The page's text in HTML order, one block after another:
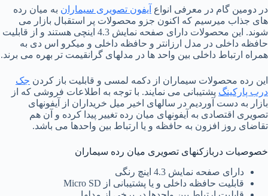
در دومین گام در معرفی انواع آیفون تصویری سیماران به میان رده
های جذاب میرسیم که اکنون جزو محصولات پر استقبال بازار می
شوند. این محصولات دارای صفحه نمایش 4.3 اینچی هستند و از قابلیت
حافظه داخلی در مدل ارزانتر و حافظه داخلی و میکرو اس دی به
همراه ارتباط داخلی بین واحد ها در مدلهای گرانقیمت تر بهره می برند.
این رده محصولات سیماران از دکمه لمسی و قابلیت باز کردن جک
درب پارکینگ پشتیبانی می نمایند. با توجه به اطلاعات فروشی که از
بازار به دست آوردیم در سالهای اخیر میل خریداران از آیفونهای
تصویری اقتصادی به آیفونهای میان رده تغییر پیدا کرده و آن هم
تقاضای روز افزون به حافظه و یا ارتباط بین واحدها می باشد.
خصوصیات دربازکنهای تصویری میان رده سیماران
دارای صفحه نمایش 4.3 اینچ رنگی
قابلیت حافظه داخلی و یا پشتیبانی از Micro SD